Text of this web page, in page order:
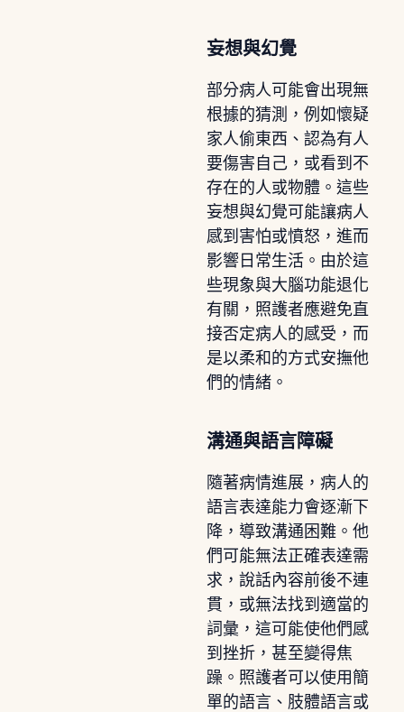
妄想與幻覺
部分病人可能會出現無
根據的猜測，例如懷疑
家人偷東西、認為有人
要傷害自己，或看到不
存在的人或物體。這些
妄想與幻覺可能讓病人
感到害怕或憤怒，進而
影響日常生活。由於這
些現象與大腦功能退化
有關，照護者應避免直
接否定病人的感受，而
是以柔和的方式安撫他
們的情緒。
溝通與語言障礙
隨著病情進展，病人的
語言表達能力會逐漸下
降，導致溝通困難。他
們可能無法正確表達需
求，說話內容前後不連
貫，或無法找到適當的
詞彙，這可能使他們感
到挫折，甚至變得焦
躁。照護者可以使用簡
單的語言、肢體語言或